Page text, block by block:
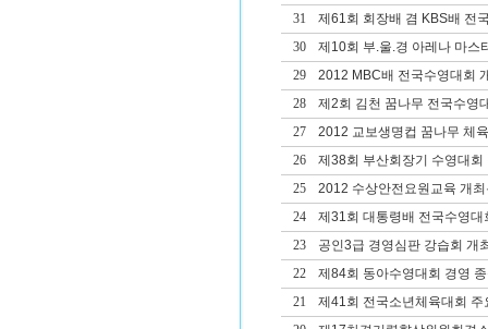
31
제61회 회장배 겸 KBS배 전
30
제10회 부.울.경 아레나 마스
29
2012 MBC배 전국수영대회
28
제2회 김천 꿈나무 전국수영
27
2012 교보생명컵 꿈나무 체
26
제38회 부산회장기 수영대
25
2012 수상안전요원교육 개최
24
제31회 대통령배 전국수영대
23
공인3급 경영심판 강습회 개
22
제84회 동아수영대회 경영
21
제41회 전국소년체육대회 주